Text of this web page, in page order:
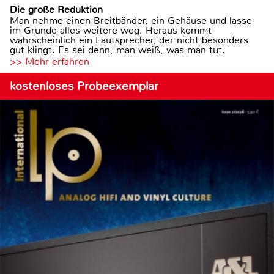
Die große Reduktion
Man nehme einen Breitbänder, ein Gehäuse und lasse
im Grunde alles weitere weg. Heraus kommt
wahrscheinlich ein Lautsprecher, der nicht besonders
gut klingt. Es sei denn, man weiß, was man tut.
>> Mehr erfahren
kostenloses Probeexemplar